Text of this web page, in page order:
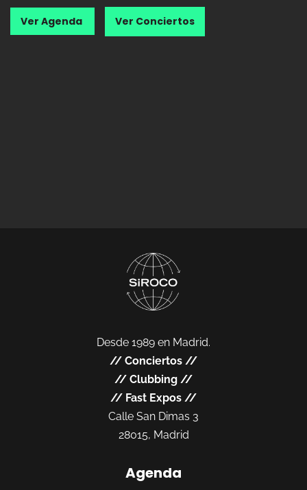
Ver Agenda Ver Conciertos
Desde 1989 en Madrid.
// Conciertos //
// Clubbing //
// Fast Expos //
Calle San Dimas 3
28015, Madrid
Agenda